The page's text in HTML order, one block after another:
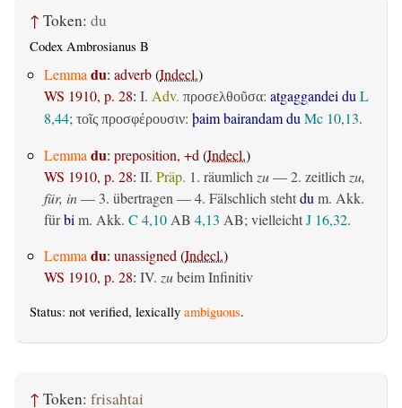
↑ Token: du
Codex Ambrosianus B
Lemma du: adverb(Indecl.)
WS 1910, p. 28: I. Adv. προσελθοῦσα: atgaggandei du L
8,44; τοῖς προσφέρουσιν: þaim bairandam du Mc 10,13.
Lemma du: preposition, +d (Indecl.)
WS 1910, p. 28: II. Präp. 1. räumlich zu— 2. zeitlich zu,
für, in— 3. übertragen — 4. Fälschlich stehtdu m. Akk.
fürbi m. Akk. C 4,10 AB 4,13 AB; vielleichtJ 16,32.
Lemma du: unassigned (Indecl.)
WS 1910, p. 28: IV. zubeim Infinitiv
Status: not verified, lexically ambiguous.
↑ Token: frisahtai